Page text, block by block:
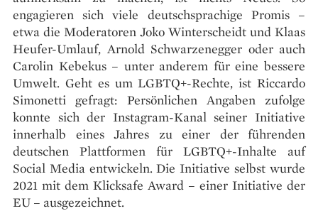
engagieren sich viele deutschsprachige Promis –
etwa die Moderatoren Joko Winterscheidt und Klaas
Heufer-Umlauf, Arnold Schwarzenegger oder auch
Carolin Kebekus – unter anderem für eine bessere
Umwelt. Geht es um LGBTQ+-Rechte, ist Riccardo
Simonetti gefragt: Persönlichen Angaben zufolge
konnte sich der Instagram-Kanal seiner Initiative
innerhalb eines Jahres zu einer der führenden
deutschen Plattformen für LGBTQ+-Inhalte auf
Social Media entwickeln. Die Initiative selbst wurde
2021 mit dem Klicksafe Award – einer Initiative der
EU – ausgezeichnet.